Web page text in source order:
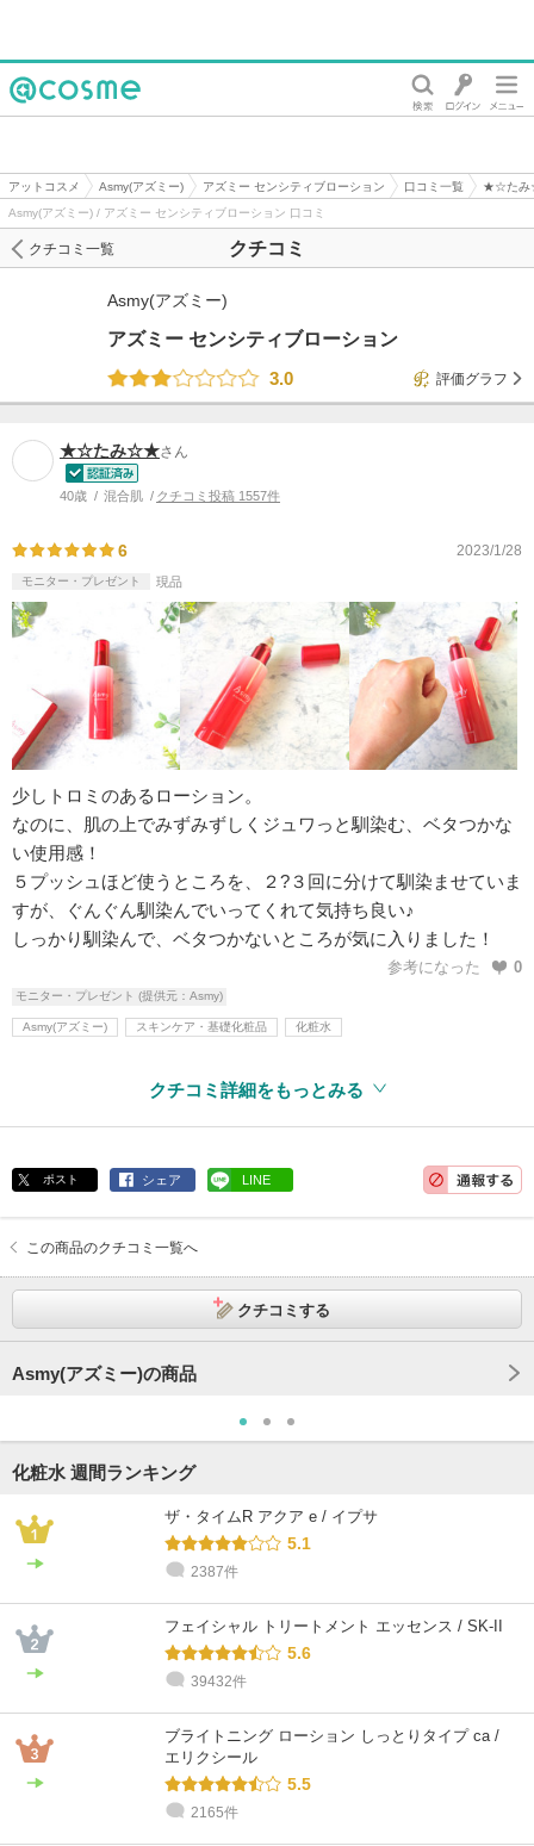
アットコスメ Asmy(アズミー) アズミー センシティブローション 口コミ一覧
★☆たみ
Asmy(アズミー) / アズミー センシティブローション 口コミ
クチコミ
クチコミ一覧
Asmy(アズミー)
アズミー センシティブローション
3.0
評価グラフ
★☆たみ☆★さん
40歳 混合肌 クチコミ投稿 1557件
6 2023/1/28
モニター・プレゼント 現品
少しトロミのあるローション。
なのに、肌の上でみずみずしくジュワっと馴染む、ベタつかな
い使用感！
５プッシュほど使うところを、２?３回に分けて馴染ませていま
すが、ぐんぐん馴染んでいってくれて気持ち良い♪
しっかり馴染んで、ベタつかないところが気に入りました！
参考になった 0
モニター・プレゼント (提供元：Asmy)
Asmy(アズミー) スキンケア・基礎化粧品 化粧水
クチコミ詳細をもっとみる
ポスト シェア LINE
この商品のクチコミ一覧へ
クチコミする
Asmy(アズミー)の商品
化粧水 週間ランキング
ザ・タイムR アクア e / イプサ
5.1
2387件
フェイシャル トリートメント エッセンス / SK-II
5.6
39432件
ブライトニング ローション しっとりタイプ ca /
エリクシール
5.5
2165件